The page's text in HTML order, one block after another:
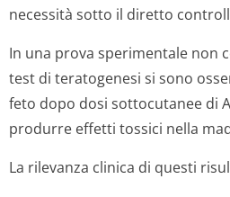
necessità sotto il diretto
In una prova sperimentale non
test di teratogenesi si sono
feto dopo dosi sottocutanee di
produrre effetti tossici nella
La rilevanza clinica di questi